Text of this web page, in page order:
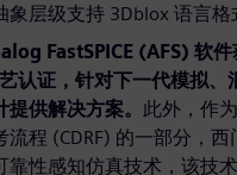
象层级支持 3Dblox 语言格
FastSPICE (AFS) 软
认证，针对下一代模拟、
供解决方案。 此外，作
流程 (CDRF) 的一部分，西
靠性感知仿真技术，该技